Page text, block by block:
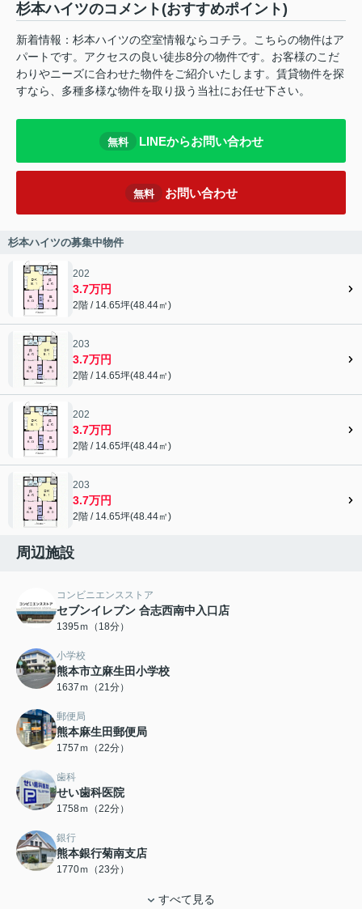
杉本ハイツのコメント(おすすめポイント)
新着情報：杉本ハイツの空室情報ならコチラ。こちらの物件はア
パートです。アクセスの良い徒歩8分の物件です。お客様のこだ
わりやニーズに合わせた物件をご紹介いたします。賃貸物件を探
すなら、多種多様な物件を取り扱う当社にお任せ下さい。
無料 LINEからお問い合わせ
無料 お問い合わせ
杉本ハイツの募集中物件
202
3.7万円
2階 / 14.65坪(48.44㎡)
203
3.7万円
2階 / 14.65坪(48.44㎡)
202
3.7万円
2階 / 14.65坪(48.44㎡)
203
3.7万円
2階 / 14.65坪(48.44㎡)
周辺施設
コンビニエンスストア
セブンイレブン 合志西南中入口店
1395ｍ（18分）
小学校
熊本市立麻生田小学校
1637ｍ（21分）
郵便局
熊本麻生田郵便局
1757ｍ（22分）
歯科
せい歯科医院
1758ｍ（22分）
銀行
熊本銀行菊南支店
1770ｍ（23分）
すべて見る